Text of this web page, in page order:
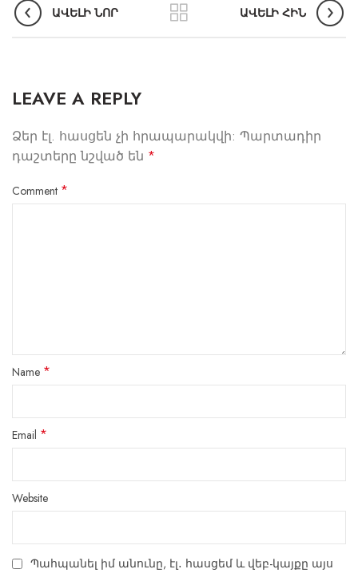
ԱՎԵԼԻ ՆՈՐ ԱՎԵԼԻ ՀԻՆ
LEAVE A REPLY
Ձեր էլ. հասցեն չի հրապարակվի: Պարտադիր
դաշտերը նշված են *
Comment *
Name *
Email *
Website
Պահպանել իմ անունը, էլ․ հասցեմ և վեբ-կայքը այս